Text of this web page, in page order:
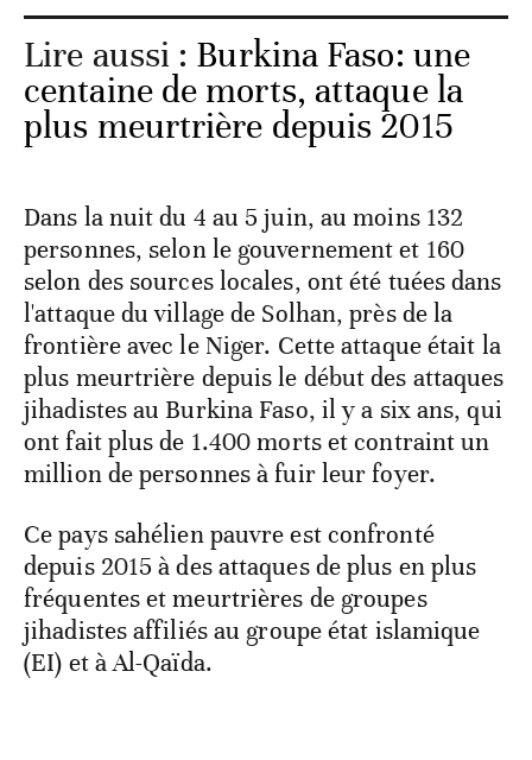
Lire aussi : Burkina Faso: une
centaine de morts, attaque la
plus meurtrière depuis 2015
Dans la nuit du 4 au 5 juin, au moins 132
personnes, selon le gouvernement et 160
selon des sources locales, ont été tuées dans
l'attaque du village de Solhan, près de la
frontière avec le Niger. Cette attaque était la
plus meurtrière depuis le début des attaques
jihadistes au Burkina Faso, il y a six ans, qui
ont fait plus de 1.400 morts et contraint un
million de personnes à fuir leur foyer.
Ce pays sahélien pauvre est confronté
depuis 2015 à des attaques de plus en plus
fréquentes et meurtrières de groupes
jihadistes affiliés au groupe état islamique
(EI) et à Al-Qaïda.